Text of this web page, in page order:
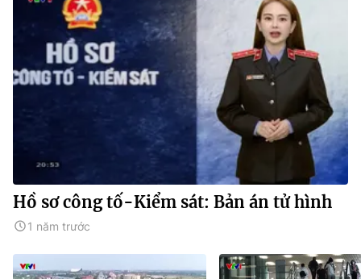
Hồ sơ công tố-Kiểm sát: Bản án tử hình
1 năm trước